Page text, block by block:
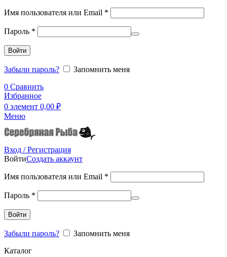
Имя пользователя или Email *
Пароль *
Войти
Забыли пароль?
Запомнить меня
0 Сравнить
Избранное
0 элемент 0,00 ₽
Меню
Вход / Регистрация
ВойтиСоздать аккаунт
Имя пользователя или Email *
Пароль *
Войти
Забыли пароль?
Запомнить меня
Каталог